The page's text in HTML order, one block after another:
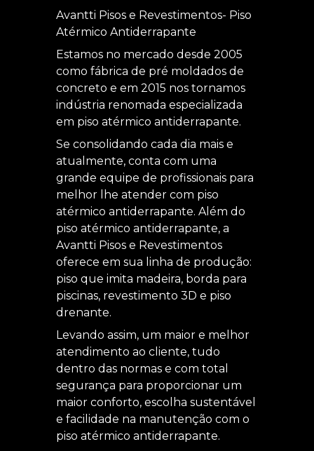
Avantti Pisos e Revestimentos- Piso
Atérmico Antiderrapante
Estamos no mercado desde 2005
como fábrica de pré moldados de
concreto e em 2015 nos tornamos
indústria renomada especializada
em piso atérmico antiderrapante.
Se consolidando cada dia mais e
atualmente, conta com uma
grande equipe de profissionais para
melhor lhe atender com piso
atérmico antiderrapante. Além do
piso atérmico antiderrapante, a
Avantti Pisos e Revestimentos
oferece em sua linha de produção:
piso que imita madeira, borda para
piscinas, revestimento 3D e piso
drenante.
Levando assim, um maior e melhor
atendimento ao cliente, tudo
dentro das normas e com total
segurança para proporcionar um
maior conforto, escolha sustentável
e facilidade na manutenção com o
piso atérmico antiderrapante.